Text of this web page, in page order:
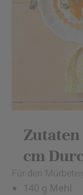
Zutaten
cm
Für den
140 g Mehl